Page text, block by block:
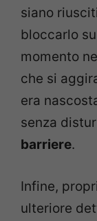
siano
bloccarlo
momento
che si
era
senza
barriere.
Infine,
ulteriore